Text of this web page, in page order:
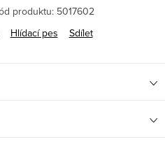
produktu: 5017602
Hlídací pes Sdílet